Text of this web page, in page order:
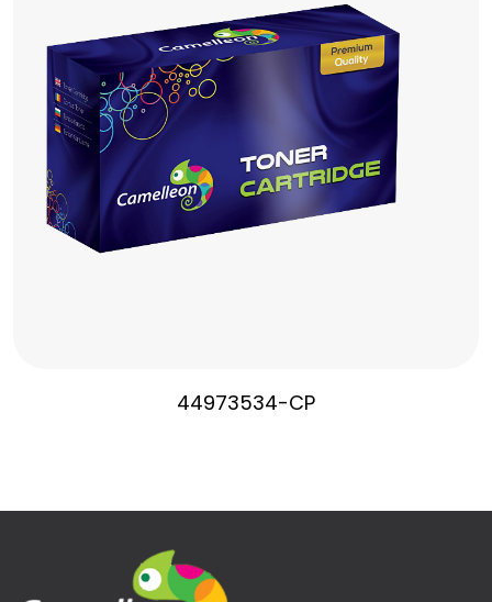
44973534-CP